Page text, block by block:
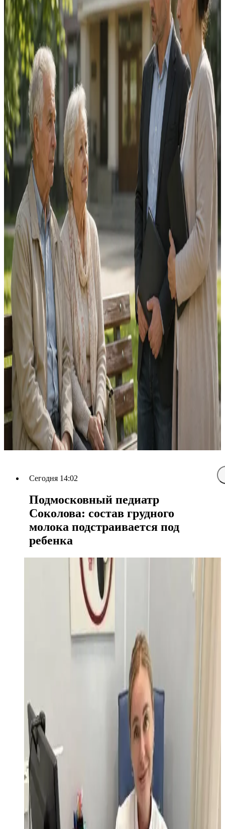
Сегодня 14:02
Подмосковный педиатр
Соколова: состав грудного
молока подстраивается под
ребенка